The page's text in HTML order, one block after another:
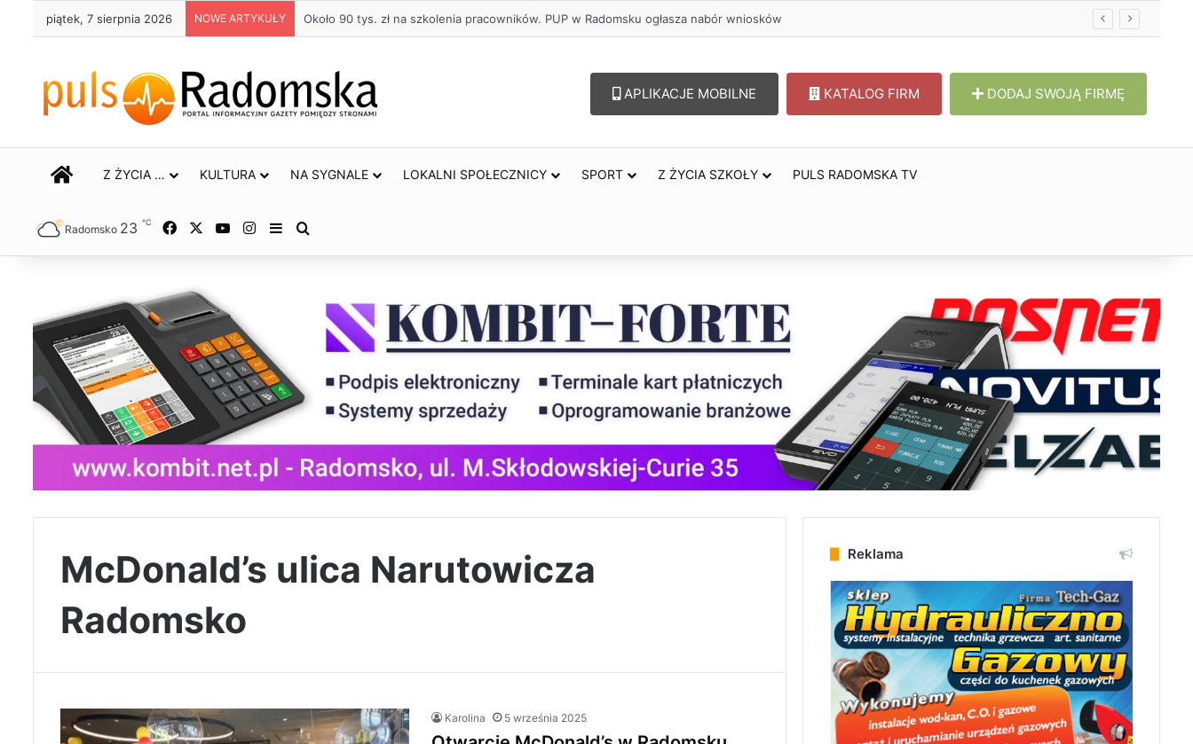
piątek, 7 sierpnia 2026 NOWE ARTYKUŁY Około 90 tys. zł na szkolenia pracowników. PUP w Radomsku ogłasza nabór wniosków
APLIKACJE MOBILNE KATALOG FIRM DODAJ SWOJĄ FIRMĘ
STRONA GŁÓWNA
Z ŻYCIA … KULTURA NA SYGNALE LOKALNI SPOŁECZNICY SPORT Z ŻYCIA SZKOŁY PULS RADOMSKA TV
Radomsko 23 ℃ Facebook YouTubeInstagram
Sidebar
McDonald’s ulica Narutowicza
Radomsko
Karolina 5 września 2025
Reklama